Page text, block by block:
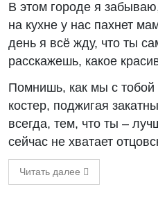
В этом городе я
на кухне у нас пахнет
день я всё жду, что ты
расскажешь, какое
Помнишь, как мы с тобой
костер, поджигая
всегда, тем, что ты –
сейчас не хватает
Читать далее